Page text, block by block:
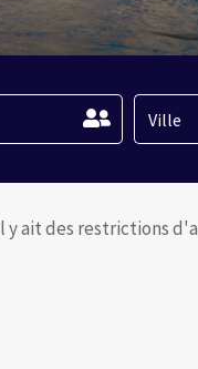
Ville
ait des restrictions